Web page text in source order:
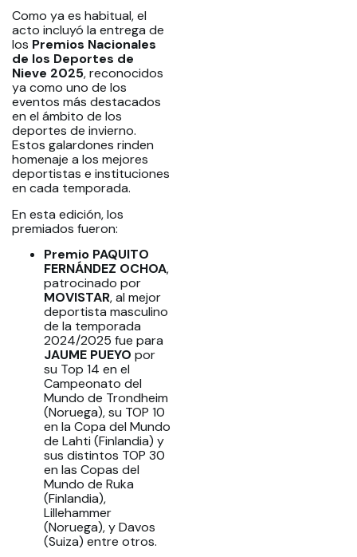
Como ya es habitual, el
acto incluyó la entrega de
los Premios Nacionales
de los Deportes de
Nieve 2025, reconocidos
ya como uno de los
eventos más destacados
en el ámbito de los
deportes de invierno.
Estos galardones rinden
homenaje a los mejores
deportistas e instituciones
en cada temporada.
En esta edición, los
premiados fueron:
Premio PAQUITO
FERNÁNDEZ OCHOA,
patrocinado por
MOVISTAR, al mejor
deportista masculino
de la temporada
2024/2025 fue para
JAUME PUEYO por
su Top 14 en el
Campeonato del
Mundo de Trondheim
(Noruega), su TOP 10
en la Copa del Mundo
de Lahti (Finlandia) y
sus distintos TOP 30
en las Copas del
Mundo de Ruka
(Finlandia),
Lillehammer
(Noruega), y Davos
(Suiza) entre otros.